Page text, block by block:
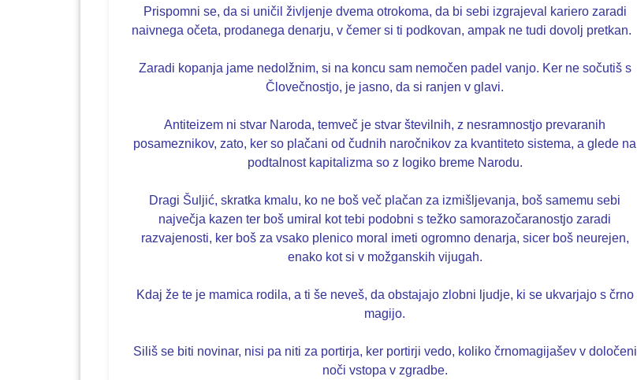
Prispomni se, da si uničil življenje dvema otrokoma, da bi sebi izgrajeval kariero zaradi
naivnega očeta, prodanega denarju, v čemer si ti podkovan, ampak ne tudi dovolj pretkan.
Zaradi kopanja jame nedolžnim, si na koncu sam nemočen padel vanjo. Ker ne sočutiš s
Človečnostjo, je jasno, da si ranjen v glavi.
Antiteizem ni stvar Naroda, temveč je stvar številnih, z nesramnostjo prevaranih
posameznikov, zato, ker so plačani od čudnih naročnikov za kvantiteto sistema, a glede na
podtalnost kapitalizma so z logiko breme Narodu.
Dragi Šuljić, skratka kmalu, ko ne boš več plačan za izmišljevanja, boš samemu sebi
največja kazen ter boš umiral kot tebi podobni s težko samorazočaranostjo zaradi
razvajenosti, ker boš za vsako plenico moral imeti ogromno denarja, sicer boš neurejen,
enako kot si v možganskih vijugah.
Kdaj že te je mamica rodila, a ti še neveš, da obstajajo zlobni ljudje, ki se ukvarjajo s črno
magijo.
Siliš se biti novinar, nisi pa niti za portirja, ker portirji vedo, koliko črnomagijašev v določeni
noči vstopa v zgradbe.